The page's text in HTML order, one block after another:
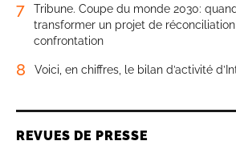
7
Tribune. Coupe du monde 2030:
transformer un projet de
confrontation
8 Voici, en chiffres, le bilan d’activité
REVUES DE PRESSE